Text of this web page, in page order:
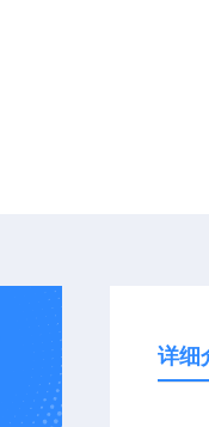
详细